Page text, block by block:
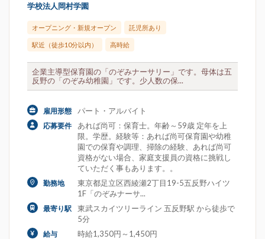
学校法人岡村学園
オープニング・新規オープン 託児所あり
駅近（徒歩10分以内） 高時給
企業主導型保育園の「のぞみナーサリー」です。母体は五
反野の「のぞみ幼稚園」です。少人数の保...
雇用形態 パート・アルバイト
応募要件
あれば尚可：保育士。年齢～59歳 定年を上
限。学歴。経験等：あれば尚可保育園や幼稚
園での保育や調理、掃除の経験、あれば尚可
資格がない場合、家庭支援員の資格に挑戦し
ていただく事もあります。。
勤務地
東京都足立区西綾瀬2丁目19-5五反野ハイツ
1F「のぞみナーサ...
最寄り駅
東武スカイツリーライン 五反野駅 から徒歩で
5分
給与 時給1,350円～1,450円